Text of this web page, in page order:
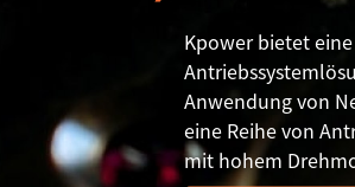
Kpower bietet
Anwendung von
eine Reihe von
mit hohem